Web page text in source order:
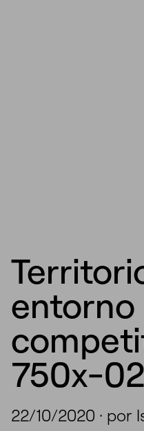
entorno
750x-02
22/10/2020 · por